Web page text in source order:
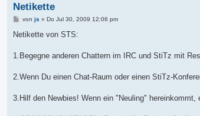
Netikette
B
i
a
von js » Do Jul 30, 2009 12:06 pm
Netikette von STS:
1.Begegne anderen Chattern im IRC und StiTz mit
2.Wenn Du einen Chat-Raum oder einen StiTz-
3.Hilf den Newbies! Wenn ein "Neuling" hereinkommt,